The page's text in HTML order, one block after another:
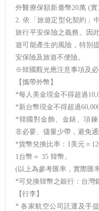
外醫療保額新臺幣20萬 (
2. 依「旅遊定型化契約」
旅行平安保險之義務。因
遊可能產生的風險，特別
安保險及旅遊不便險。
※韓國觀光應注意事項及
【攜帶外幣】
*每人美金現金不得超過
*新台幣現金不得超過
*韓國對金飾、金錶、項
非必要、儘量少帶，避免
*貨幣兌換比率：1美元＝
1台幣＝ 35 韓幣。
(以上為參考匯率，實際匯
*可兌換韓幣之銀行：台灣
【行李】
* 各家航空公司託運及手